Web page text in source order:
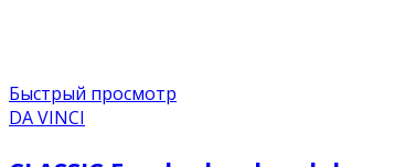
Быстрый просмотр
DA VINCI